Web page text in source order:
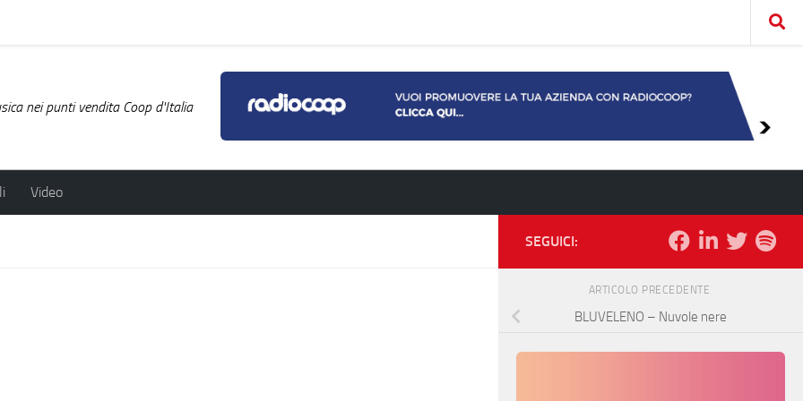
nei punti vendita Coop d'Italia
Video
SEGUICI:
ARTICOLO PRECEDENTE
BLUVELENO – Nuvole nere